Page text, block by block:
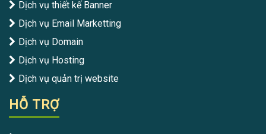
Dịch vụ thiết kế Banner
Dịch vụ Email Marketting
Dịch vụ Domain
Dịch vụ Hosting
Dịch vụ quản trị website
HỖ TRỢ